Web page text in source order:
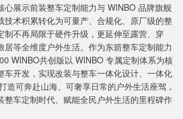
心展示前装整车定制能力与 WINBO 品牌旗舰
技术积累转化为可量产、合规化、原厂级的整
制不再局限于硬件升级，更延伸至露营、穿
居等全维度户外生活。作为东箭整车定制能力
WINBO共创版以 WINBO 专属定制体系为核
车开发，实现改装与整车一体化设计、一体化
造可奔赴山海、可奢享日常的户外生活座驾，
整车定制时代、赋能全民户外生活的里程碑作